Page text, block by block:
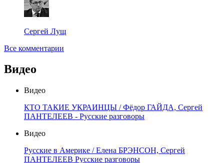
Сергей Лущ
Все комментарии
Видео
Видео
КТО ТАКИЕ УКРАИНЦЫ / Фёдор ГАЙДА, Сергей
ПАНТЕЛЕЕВ - Русские разговоры
Видео
Русские в Америке / Елена БРЭНСОН, Сергей
ПАНТЕЛЕЕВ Русские разговоры